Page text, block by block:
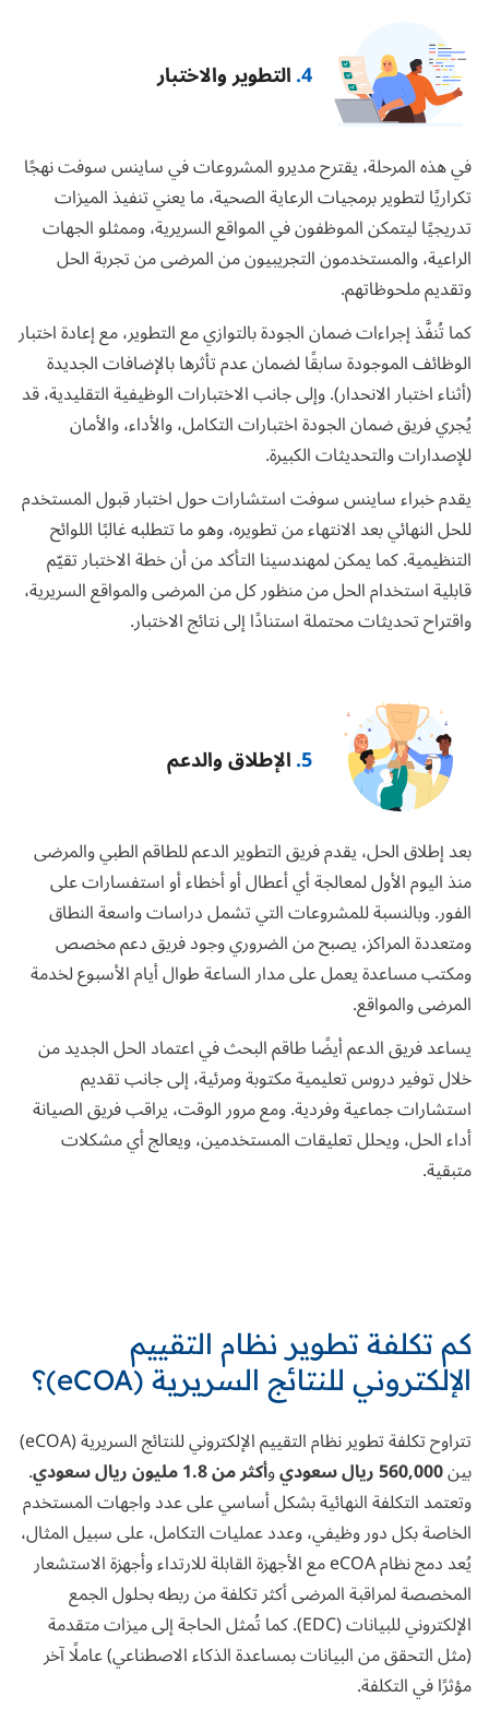
4. التطوير والاختبار
في هذه المرحلة، يقترح مديرو المشروعات في ساينس سوفت نهجًا
تكراريًا لتطويربرمجيات الرعاية الصحية، ما يعني تنفيذ الميزات
تدريجيًا ليتمكن الموظفون في المواقع السريرية، وممثلو الجهات
الراعية، والمستخدمون التجريبيون من المرضى من تجربة الحل
وتقديم ملحوظاتهم.
كما تُنفَّذ إجراءات ضمان الجودة بالتوازي مع التطوير، مع إعادة اختبار
الوظائف الموجودة سابقًا لضمان عدم تأثرها بالإضافات الجديدة
(أثناء اختبار الانحدار). وإلى جانب الاختبارات الوظيفية التقليدية، قد
يُجري فريق ضمان الجودة اختبارات التكامل، والأداء، والأمان
للإصدارات والتحديثات الكبيرة.
يقدم خبراء ساينس سوفت استشارات حول اختبار قبول المستخدم
للحل النهائي بعد الانتهاء من تطويره، وهو ما تتطلبه غالبًا اللوائح
التنظيمية. كما يمكن لمهندسينا التأكد من أن خطة الاختبار تقيّم
قابلية استخدام الحل من منظور كل من المرضى والمواقع السريرية،
واقتراح تحديثات محتملة استنادًا إلى نتائج الاختبار.
5. الإطلاق والدعم
بعد إطلاق الحل، يقدم فريق التطوير الدعم للطاقم الطبي والمرضى
منذ اليوم الأول لمعالجة أي أعطال أو أخطاء أو استفسارات على
الفور. وبالنسبة للمشروعات التي تشمل دراسات واسعة النطاق
ومتعددة المراكز، يصبح من الضروري وجود فريق دعم مخصص
ومكتب مساعدة يعمل على مدار الساعة طوال أيام الأسبوع لخدمة
المرضى والمواقع.
يساعد فريق الدعم أيضًا طاقم البحث في اعتماد الحل الجديد من
خلال توفير دروس تعليمية مكتوبة ومرئية، إلى جانب تقديم
استشارات جماعية وفردية. ومع مرور الوقت، يراقب فريق الصيانة
أداء الحل، ويحلل تعليقات المستخدمين، ويعالج أي مشكلات
متبقية.
كم تكلفة تطوير نظام التقييم
الإلكتروني للنتائج السريرية (eCOA)؟
تتراوح تكلفة تطوير نظام التقييم الإلكتروني للنتائج السريرية (eCOA)
بين560,000 ريال سعودي وأكثر من 1.8 مليون ريال سعودي
.
وتعتمد التكلفة النهائية بشكل أساسي على عدد واجهات المستخدم
الخاصة بكل دور وظيفي، وعدد عمليات التكامل، على سبيل المثال،
يُعد دمج نظام eCOA مع الأجهزة القابلة للارتداء وأجهزة الاستشعار
المخصصة لمراقبة المرضى أكثر تكلفة من ربطه بحلول الجمع
الإلكتروني للبيانات (EDC). كما تُمثل الحاجة إلى ميزات متقدمة
(مثل التحقق من البيانات بمساعدة الذكاء الاصطناعي) عاملًا آخر
مؤثرًا في التكلفة.